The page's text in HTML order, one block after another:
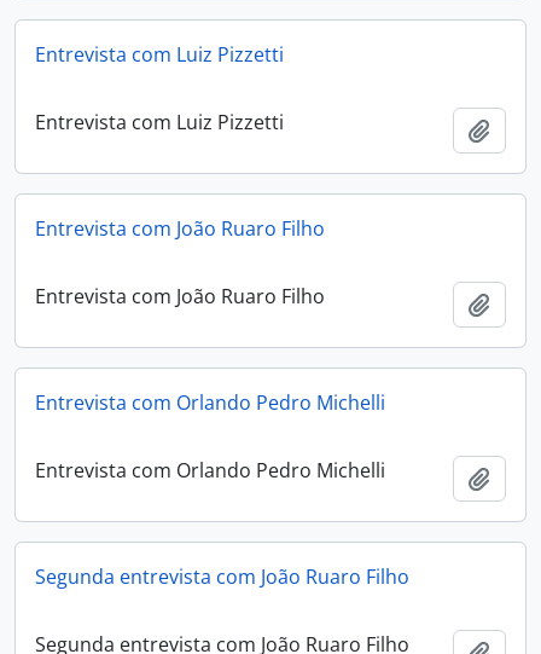
Entrevista com Luiz Pizzetti
Entrevista com Luiz Pizzetti
Entrevista com João Ruaro Filho
Entrevista com João Ruaro Filho
Entrevista com Orlando Pedro Michelli
Entrevista com Orlando Pedro Michelli
Segunda entrevista com João Ruaro Filho
Segunda entrevista com João Ruaro Filho